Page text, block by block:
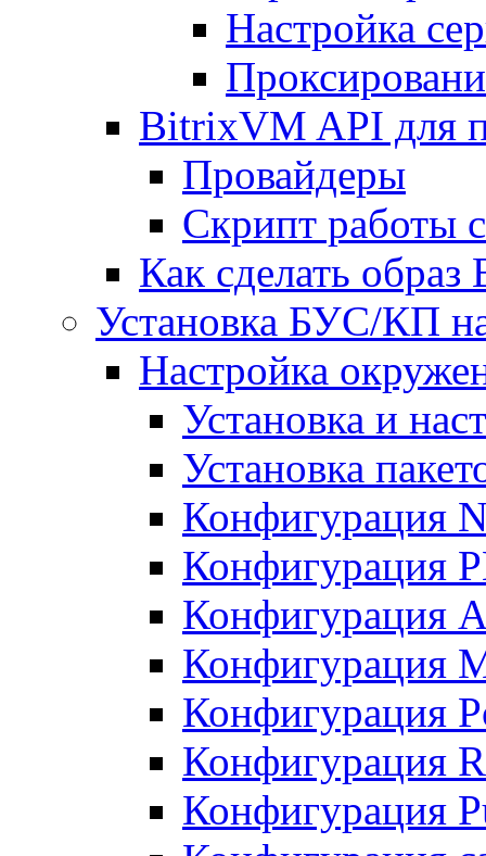
Настройка
BitrixVM API для
Провайдеры
Скрипт работы
Как сделать
Установка БУС/КП
Настройка
Установка и
Установка
Конфигурация
Конфигурация
Конфигурация
Конфигурация
Конфигурация
Конфигурация
Конфигурация